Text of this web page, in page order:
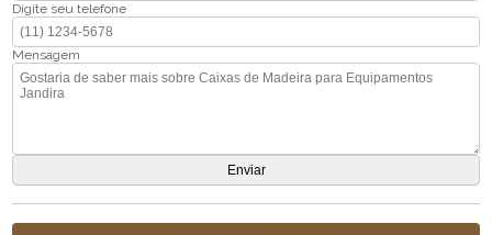
Digite seu telefone
Mensagem